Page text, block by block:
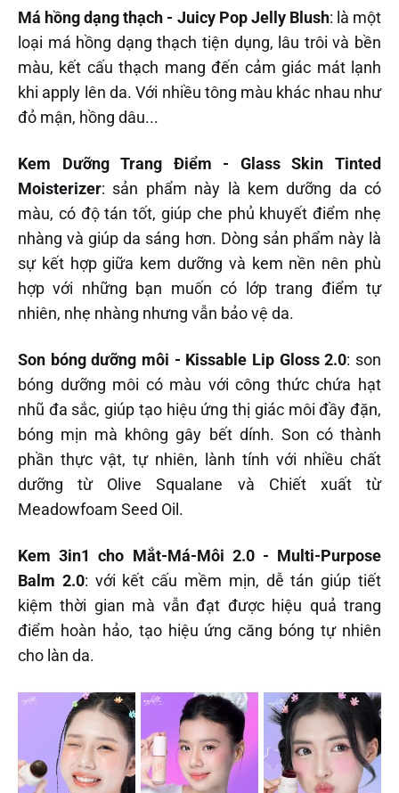
Má hồng dạng thạch - Juicy Pop Jelly Blush: là một
loại má hồng dạng thạch tiện dụng, lâu trôi và bền
màu, kết cấu thạch mang đến cảm giác mát lạnh
khi apply lên da. Với nhiều tông màu khác nhau như
đỏ mận, hồng dâu...
Kem Dưỡng Trang Điểm - Glass Skin Tinted
Moisterizer: sản phẩm này là kem dưỡng da có
màu, có độ tán tốt, giúp che phủ khuyết điểm nhẹ
nhàng và giúp da sáng hơn. Dòng sản phẩm này là
sự kết hợp giữa kem dưỡng và kem nền nên phù
hợp với những bạn muốn có lớp trang điểm tự
nhiên, nhẹ nhàng nhưng vẫn bảo vệ da.
Son bóng dưỡng môi - Kissable Lip Gloss 2.0: son
bóng dưỡng môi có màu với công thức chứa hạt
nhũ đa sắc, giúp tạo hiệu ứng thị giác môi đầy đặn,
bóng mịn mà không gây bết dính. Son có thành
phần thực vật, tự nhiên, lành tính với nhiều chất
dưỡng từ Olive Squalane và Chiết xuất từ
Meadowfoam Seed Oil.
Kem 3in1 cho Mắt-Má-Môi 2.0 - Multi-Purpose
Balm 2.0: với kết cấu mềm mịn, dễ tán giúp tiết
kiệm thời gian mà vẫn đạt được hiệu quả trang
điểm hoàn hảo, tạo hiệu ứng căng bóng tự nhiên
cho làn da.